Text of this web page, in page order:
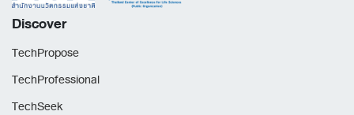
Discover
TechPropose
TechProfessional
TechSeek